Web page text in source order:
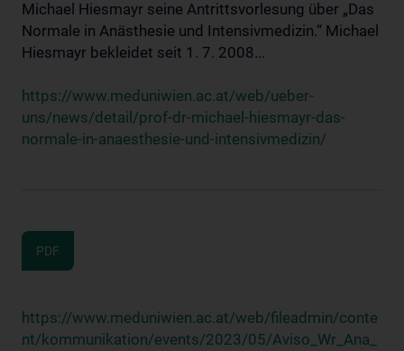
Michael Hiesmayr seine Antrittsvorlesung über „Das
Normale in Anästhesie und Intensivmedizin.“ Michael
Hiesmayr bekleidet seit 1. 7. 2008...
https://www.meduniwien.ac.at/web/ueber-
uns/news/detail/prof-dr-michael-hiesmayr-das-
normale-in-anaesthesie-und-intensivmedizin/
PDF
https://www.meduniwien.ac.at/web/fileadmin/conte
nt/kommunikation/events/2023/05/Aviso_Wr_Ana_